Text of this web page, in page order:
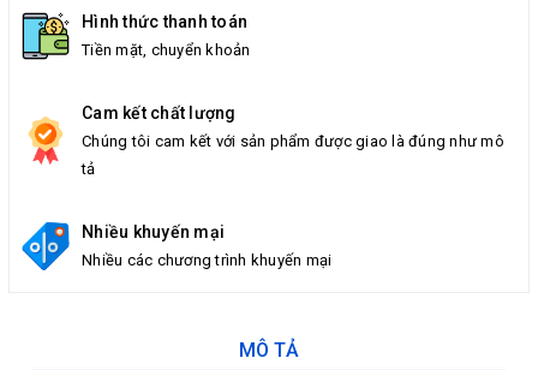
Hình thức thanh toán
Tiền mặt, chuyển khoản
Cam kết chất lượng
Chúng tôi cam kết với sản phẩm được giao là đúng như mô
tả
Nhiều khuyến mại
Nhiều các chương trình khuyến mại
MÔ TẢ